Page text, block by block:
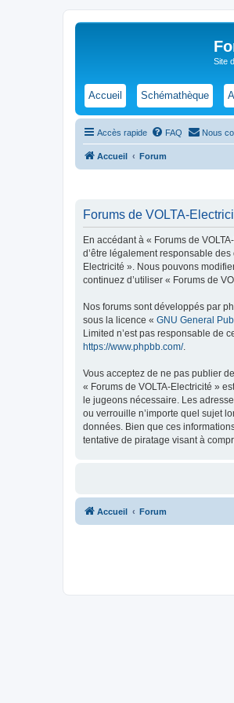
Site
Accueil Schémathèque
Accès rapide FAQ Nous
Accueil Forum
Forums de VOLTA-
En accédant à « Forums de
d’être légalement responsable
Electricité ». Nous pouvons
continuez d’utiliser « Forums de
Nos forums sont développés par
sous la licence « GNU General
Limited n’est pas responsable de
https://www.phpbb.com/.
Vous acceptez de ne pas publier
« Forums de VOLTA-Electricité »
le jugeons nécessaire. Les
ou verrouille n’importe quel sujet
données. Bien que ces
tentative de piratage visant à
Accueil Forum